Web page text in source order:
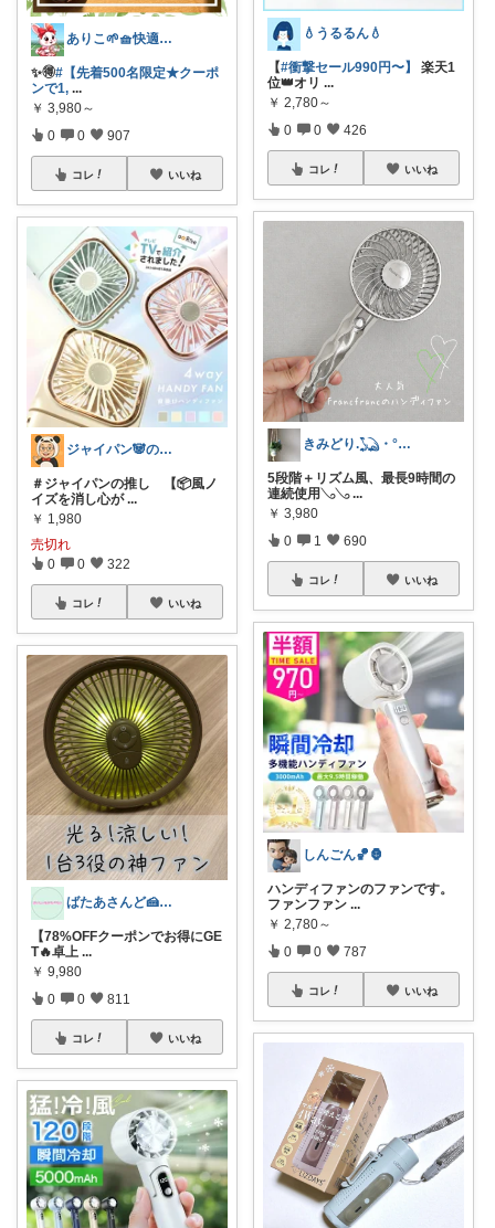
ありこ🌱🧺快適な暮らし雑貨🌻
✨️🉐#【先着500名限定★クーポ
ンで1, ...
￥ 3,980～
0 0 907
コレ いいね
ジャイパン🐼の当直明け回復ROOM
＃ジャイパンの推し 【📦風ノ
イズを消し心が ...
￥ 1,980
売切れ
0 0 322
コレ いいね
ばたあさんど🍰テンション爆上がりな生活
【78%OFFクーポンでお得にGE
T🔥卓上 ...
￥ 9,980
0 0 811
コレ いいね
💧うるるん💧
【#衝撃セール990円〜】
楽天1
位👑オリ ...
￥ 2,780～
0 0 426
コレ いいね
きみどり.𓆏・°いつも感謝です
5段階＋リズム風、最長9時間の
連続使用𓂅𓂅 ...
￥ 3,980
0 1 690
コレ いいね
しんごん🏀🦍
ハンディファンのファンです。
ファンファン ...
￥ 2,780～
0 0 787
コレ いいね